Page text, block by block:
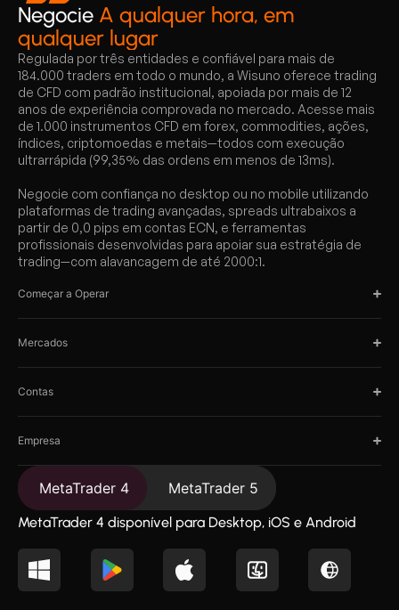
Negocie A qualquer hora, em
qualquer lugar
Regulada por três entidades e confiável para mais de
184.000 traders em todo o mundo, a Wisuno oferece trading
de CFD com padrão institucional, apoiada por mais de 12
anos de experiência comprovada no mercado. Acesse mais
de 1.000 instrumentos CFD em forex, commodities, ações,
índices, criptomoedas e metais—todos com execução
ultrarrápida (99,35% das ordens em menos de 13ms).
Negocie com confiança no desktop ou no mobile utilizando
plataformas de trading avançadas, spreads ultrabaixos a
partir de 0,0 pips em contas ECN, e ferramentas
profissionais desenvolvidas para apoiar sua estratégia de
trading—com alavancagem de até 2000:1.
Começar a Operar
Mercados
Contas
Empresa
MetaTrader 4 MetaTrader 5
MetaTrader 4 disponível para Desktop, iOS e Android